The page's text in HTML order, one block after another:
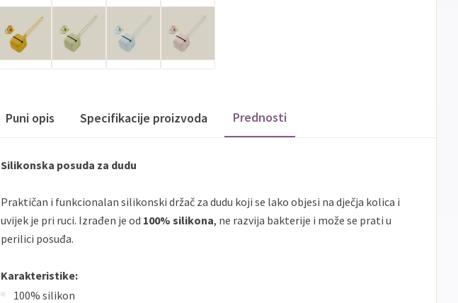
Puni opis Specifikacije proizvoda Prednosti
Silikonska posuda za dudu
Praktičan i funkcionalan silikonski držač za dudu koji se lako objesi na dječja kolica i
uvijek je pri ruci. Izrađen je od 100% silikona, ne razvija bakterije i može se prati u
perilici posuđa.
Karakteristike:
100% silikon